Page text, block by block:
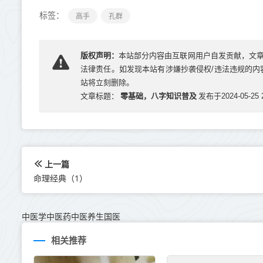
标签： 高手 孔群
版权声明：本站部分内容由互联网用户自发贡献，文
法律责任。如发现本站有涉嫌抄袭侵权/违法违规的
站将立刻删除。
文章标题：
零基础，八字知识普及 发布于2024-05-25
上一篇
命理经典（1）
中医学中医药中医养生国医
相关推荐